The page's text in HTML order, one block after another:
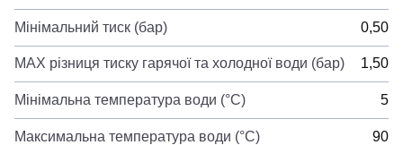
Мінімальний тиск (бар) 0,50
MAX різниця тиску гарячої та холодної води (бар) 1,50
Мінімальна температура води (°C) 5
Максимальна температура води (°C) 90